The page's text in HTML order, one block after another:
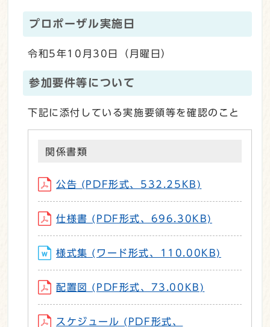
プロポーザル実施日
令和5年10月30日（月曜日）
参加要件等について
下記に添付している実施要領等を確認のこと
関係書類
公告 (PDF形式、532.25KB)
仕様書 (PDF形式、696.30KB)
様式集 (ワード形式、110.00KB)
配置図 (PDF形式、73.00KB)
スケジュール (PDF形式、